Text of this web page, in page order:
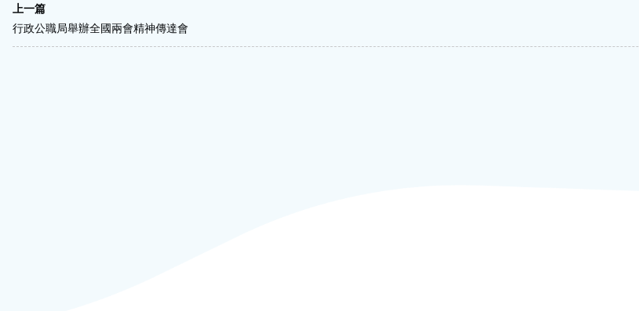
上一篇
行政公職局舉辦全國兩會精神傳達會